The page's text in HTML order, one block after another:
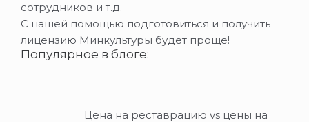
сотрудников и т.д.
С нашей помощью подготовиться и получить
лицензию Минкультуры будет проще!
Популярное в блоге:
Цена на реставрацию vs цены на